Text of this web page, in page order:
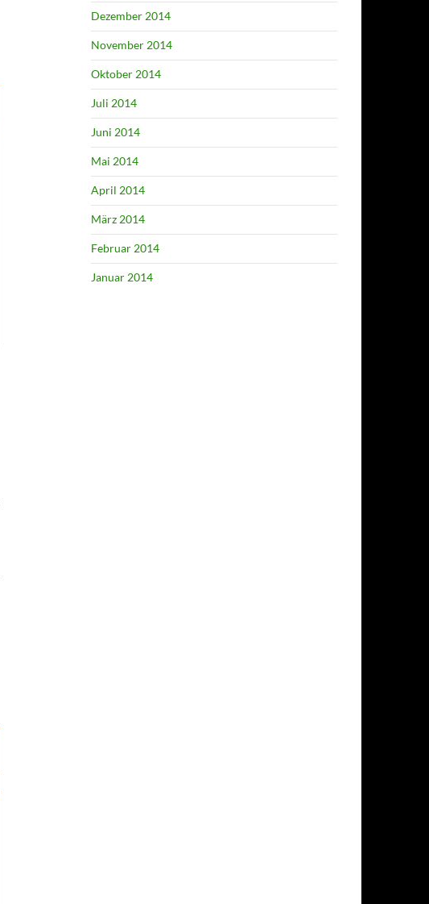
Dezember 2014
November 2014
Oktober 2014
Juli 2014
Juni 2014
Mai 2014
April 2014
März 2014
Februar 2014
Januar 2014